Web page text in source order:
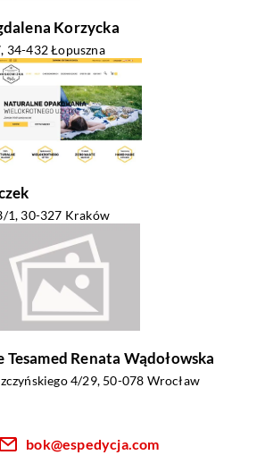
Korzycka
34-432 Łopuszna
1, 30-327 Kraków
Tesamed Renata Wądołowska
4/29, 50-078 Wrocław
bok@espedycja.com